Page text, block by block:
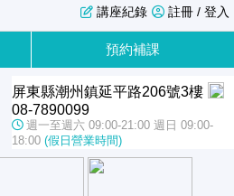
註冊 / 登入
講座紀錄
預約補課
屏東縣潮州鎮延平路206號3樓
08-7890099
週一至週六 09:00-21:00 週日 09:00-
18:00 (假日營業時間)